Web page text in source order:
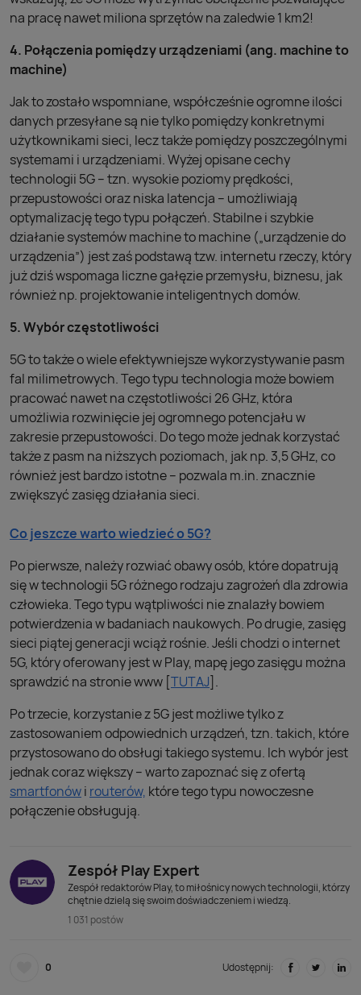
na pracę nawet miliona sprzętów na zaledwie 1 km2!
4. Połączenia pomiędzy urządzeniami (ang. machine to
machine)
Jak to zostało wspomniane, współcześnie ogromne ilości
danych przesyłane są nie tylko pomiędzy konkretnymi
użytkownikami sieci, lecz także pomiędzy poszczególnymi
systemami i urządzeniami. Wyżej opisane cechy
technologii 5G – tzn. wysokie poziomy prędkości,
przepustowości oraz niska latencja – umożliwiają
optymalizację tego typu połączeń. Stabilne i szybkie
działanie systemów machine to machine („urządzenie do
urządzenia”) jest zaś podstawą tzw. internetu rzeczy, który
już dziś wspomaga liczne gałęzie przemysłu, biznesu, jak
również np. projektowanie inteligentnych domów.
5. Wybór częstotliwości
5G to także o wiele efektywniejsze wykorzystywanie pasm
fal milimetrowych. Tego typu technologia może bowiem
pracować nawet na częstotliwości 26 GHz, która
umożliwia rozwinięcie jej ogromnego potencjału w
zakresie przepustowości. Do tego może jednak korzystać
także z pasm na niższych poziomach, jak np. 3,5 GHz, co
również jest bardzo istotne – pozwala m.in. znacznie
zwiększyć zasięg działania sieci.
Co jeszcze warto wiedzieć o 5G?
Po pierwsze, należy rozwiać obawy osób, które dopatrują
się w technologii 5G różnego rodzaju zagrożeń dla zdrowia
człowieka. Tego typu wątpliwości nie znalazły bowiem
potwierdzenia w badaniach naukowych. Po drugie, zasięg
sieci piątej generacji wciąż rośnie. Jeśli chodzi o internet
5G, który oferowany jest w Play, mapę jego zasięgu można
sprawdzić na stronie www [TUTAJ].
Po trzecie, korzystanie z 5G jest możliwe tylko z
zastosowaniem odpowiednich urządzeń, tzn. takich, które
przystosowano do obsługi takiego systemu. Ich wybór jest
jednak coraz większy – warto zapoznać się z ofertą
smartfonówi routerów, które tego typu nowoczesne
połączenie obsługują.
Zespół Play Expert
Zespół redaktorów Play, to miłośnicy nowych technologii, którzy
chętnie dzielą się swoim doświadczeniem i wiedzą.
1 031 postów
0 Udostępnij: